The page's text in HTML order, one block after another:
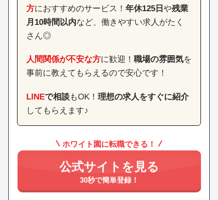
方におすすめのサービス！ 年休125日や残業
月10時間以内など、働きやすい求人がたく
さん◎
人間関係が不安な方に歓迎！ 職場の雰囲気を
事前に教えてもらえるので安心です！
LINEで相談もOK！ 理想の求人をすぐに紹介
してもらえます♪
ホワイト園に転職できる！
公式サイトを見る
30秒で簡単登録！